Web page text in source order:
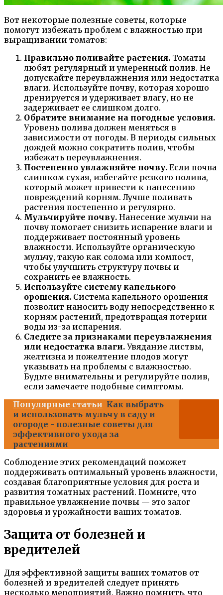
Вот некоторые полезные советы, которые
помогут избежать проблем с влажностью при
выращивании томатов:
Правильно поливайте растения. Томаты
любят регулярный и умеренный полив. Не
допускайте переувлажнения или недостатка
влаги. Используйте почву, которая хорошо
дренируется и удерживает влагу, но не
задерживает ее слишком долго.
Обратите внимание на погодные условия.
Уровень полива должен меняться в
зависимости от погоды. В периоды сильных
дождей можно сократить полив, чтобы
избежать переувлажнения.
Постепенно увлажняйте почву. Если почва
слишком сухая, избегайте резкого полива,
который может привести к нанесению
повреждений корням. Лучше поливать
растения постепенно и регулярно.
Мульчируйте почву. Нанесение мульчи на
почву помогает снизить испарение влаги и
поддерживает постоянный уровень
влажности. Используйте органическую
мульчу, такую как солома или компост,
чтобы улучшить структуру почвы и
сохранить ее влажность.
Используйте систему капельного
орошения. Система капельного орошения
позволит наносить воду непосредственно к
корням растений, предотвращая потерии
воды из-за испарения.
Следите за признаками переувлажнения
или недостатка влаги. Увядание листвы,
желтизна и пожелтение плодов могут
указывать на проблемы с влажностью.
Будьте внимательны и регулируйте полив,
если замечаете подобные симптомы.
Популярные статьи Как выбрать
и использовать мульчу в саду и
огороде - полезные советы для
эффективного ухода за
растениями
Соблюдение этих рекомендаций поможет
поддерживать оптимальный уровень влажности,
создавая благоприятные условия для роста и
развития томатных растений. Помните, что
правильное увлажнение почвы — это залог
здоровья и урожайности ваших томатов.
Защита от болезней и
вредителей
Для эффективной защиты ваших томатов от
болезней и вредителей следует принять
несколько мероприятий. Важно помнить, что